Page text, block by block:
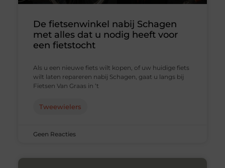
De fietsenwinkel nabij Schagen
met alles dat u nodig heeft voor
een fietstocht
Als u een nieuwe fiets wilt kopen, of uw huidige fiets
wilt laten repareren nabij Schagen, gaat u langs bij
Fietsen Van Graas in ‘t
Tweewielers
Geen Reacties